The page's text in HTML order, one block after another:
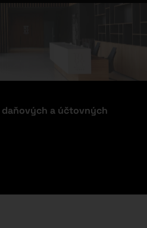
a účtovných